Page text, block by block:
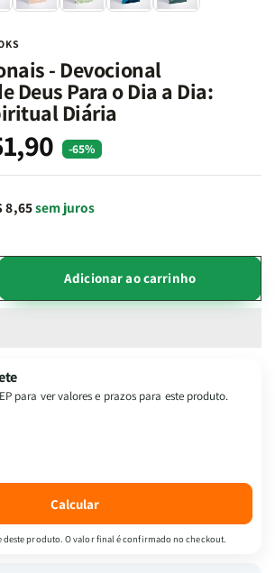
- Devocional
Deus Para o Dia a Dia:
Diária
-65%
8,65sem juros
Adicionar ao carrinho
para ver valores e prazos para este produto.
Calcular
deste produto. O valor final é confirmado no checkout.